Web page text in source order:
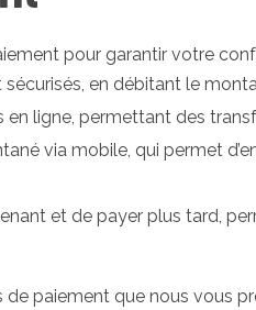
pour garantir votre
en débitant le
ligne, permettant des
via mobile, qui permet
et de payer plus tard,
de paiement que nous vous